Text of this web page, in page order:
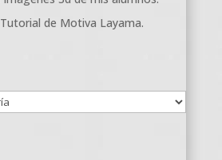
Tutorial de Motiva Layama.